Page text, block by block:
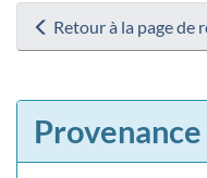
Retour à la page de